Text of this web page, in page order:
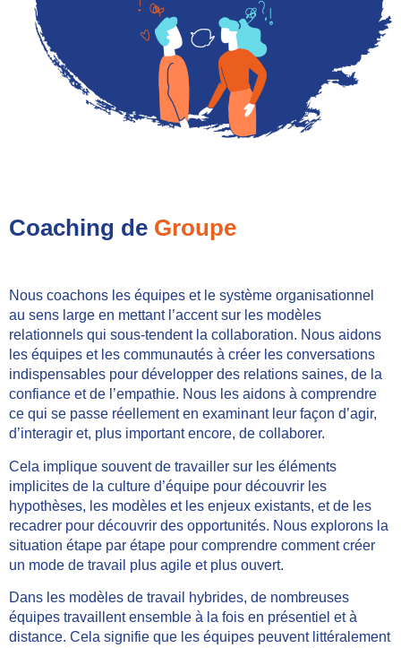
Coaching de Groupe
Nous coachons les équipes et le système organisationnel
au sens large en mettant l’accent sur les modèles
relationnels qui sous-tendent la collaboration. Nous aidons
les équipes et les communautés à créer les conversations
indispensables pour développer des relations saines, de la
confiance et de l’empathie. Nous les aidons à comprendre
ce qui se passe réellement en examinant leur façon d’agir,
d’interagir et, plus important encore, de collaborer.
Cela implique souvent de travailler sur les éléments
implicites de la culture d’équipe pour découvrir les
hypothèses, les modèles et les enjeux existants, et de les
recadrer pour découvrir des opportunités. Nous explorons la
situation étape par étape pour comprendre comment créer
un mode de travail plus agile et plus ouvert.
Dans les modèles de travail hybrides, de nombreuses
équipes travaillent ensemble à la fois en présentiel et à
distance. Cela signifie que les équipes peuvent littéralement